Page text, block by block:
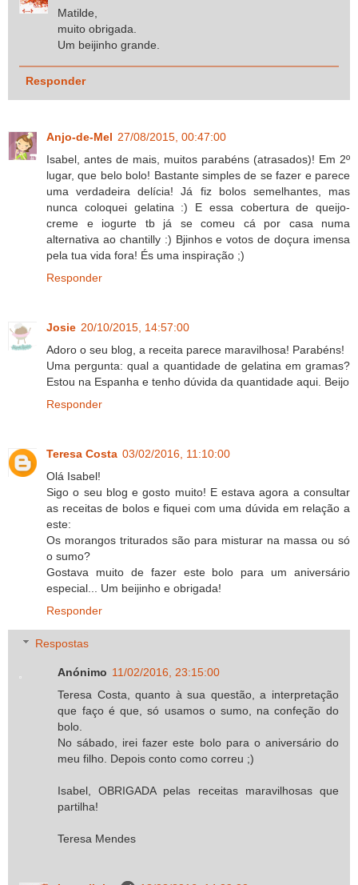
Matilde,
muito obrigada.
Um beijinho grande.
Responder
Anjo-de-Mel 27/08/2015, 00:47:00
Isabel, antes de mais, muitos parabéns (atrasados)! Em 2º
lugar, que belo bolo! Bastante simples de se fazer e parece
uma verdadeira delícia! Já fiz bolos semelhantes, mas
nunca coloquei gelatina :) E essa cobertura de queijo-
creme e iogurte tb já se comeu cá por casa numa
alternativa ao chantilly :) Bjinhos e votos de doçura imensa
pela tua vida fora! És uma inspiração ;)
Responder
Josie 20/10/2015, 14:57:00
Adoro o seu blog, a receita parece maravilhosa! Parabéns!
Uma pergunta: qual a quantidade de gelatina em gramas?
Estou na Espanha e tenho dúvida da quantidade aqui. Beijo
Responder
Teresa Costa 03/02/2016, 11:10:00
Olá Isabel!
Sigo o seu blog e gosto muito! E estava agora a consultar
as receitas de bolos e fiquei com uma dúvida em relação a
este:
Os morangos triturados são para misturar na massa ou só
o sumo?
Gostava muito de fazer este bolo para um aniversário
especial... Um beijinho e obrigada!
Responder
Respostas
Anónimo 11/02/2016, 23:15:00
Teresa Costa, quanto à sua questão, a interpretação
que faço é que, só usamos o sumo, na confeção do
bolo.
No sábado, irei fazer este bolo para o aniversário do
meu filho. Depois conto como correu ;)
Isabel, OBRIGADA pelas receitas maravilhosas que
partilha!
Teresa Mendes